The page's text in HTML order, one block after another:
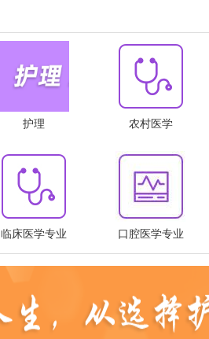
护理 农村医学
临床医学专业 口腔医学专业